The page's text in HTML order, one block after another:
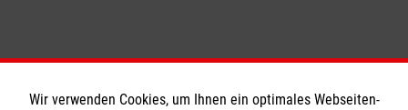
Wir verwenden Cookies, um Ihnen ein optimales Webseiten-